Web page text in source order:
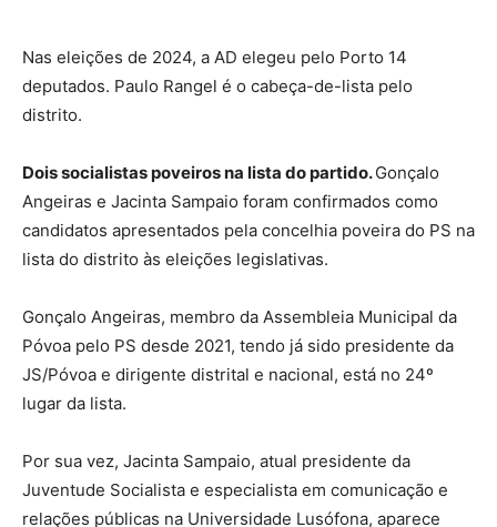
Nas eleições de 2024, a AD elegeu pelo Porto 14
deputados. Paulo Rangel é o cabeça-de-lista pelo
distrito.
Dois socialistas poveiros na lista do partido.Gonçalo
Angeiras e Jacinta Sampaio foram confirmados como
candidatos apresentados pela concelhia poveira do PS na
lista do distrito às eleições legislativas.
Gonçalo Angeiras, membro da Assembleia Municipal da
Póvoa pelo PS desde 2021, tendo já sido presidente da
JS/Póvoa e dirigente distrital e nacional, está no 24º
lugar da lista.
Por sua vez, Jacinta Sampaio, atual presidente da
Juventude Socialista e especialista em comunicação e
relações públicas na Universidade Lusófona, aparece